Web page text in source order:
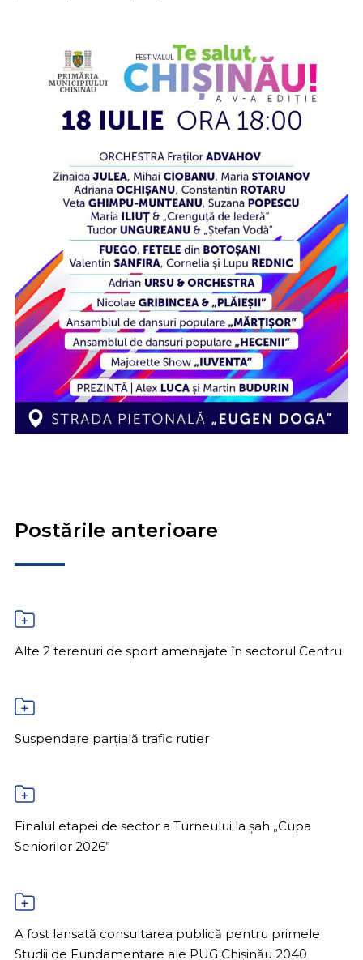
Postările anterioare
Alte 2 terenuri de sport amenajate în sectorul Centru
Suspendare parțială trafic rutier
Finalul etapei de sector a Turneului la șah „Cupa
Seniorilor 2026”
A fost lansată consultarea publică pentru primele
Studii de Fundamentare ale PUG Chișinău 2040